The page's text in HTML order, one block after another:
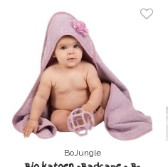
BoJungle